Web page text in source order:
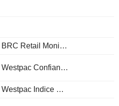
BRC Retail Moniteur De Vente (Annuel)
Westpac Confiance Des Consommateurs Changement
Westpac Indice De Confiance Des Consommateurs